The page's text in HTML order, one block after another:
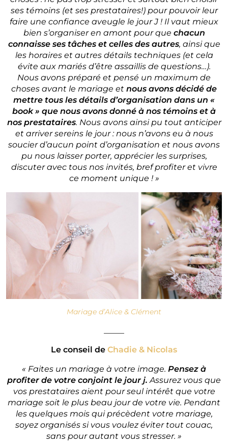
ses témoins (et ses prestataires!) pour pouvoir leur
faire une confiance aveugle le jour J ! Il vaut mieux
bien s’organiser en amont pour que chacun
connaisse ses tâches et celles des autres, ainsi que
les horaires et autres détails techniques (et cela
évite aux mariés d’être assaillis de questions…).
Nous avons préparé et pensé un maximum de
choses avant le mariage et nous avons décidé de
mettre tous les détails d’organisation dans un «
book » que nous avons donné à nos témoins et à
nos prestataires. Nous avons ainsi pu tout anticiper
et arriver sereins le jour : nous n’avons eu à nous
soucier d’aucun point d’organisation et nous avons
pu nous laisser porter, apprécier les surprises,
discuter avec tous nos invités, bref profiter et vivre
ce moment unique ! »
Mariage d’Alice & Clément
Le conseil de Chadie & Nicolas
« Faites un mariage à votre image. Pensez à
profiter de votre conjoint le jour j. Assurez vous que
vos prestataires aient pour seul intérêt que votre
mariage soit le plus beau jour de votre vie. Pendant
les quelques mois qui précèdent votre mariage,
soyez organisés si vous voulez éviter tout couac,
sans pour autant vous stresser. »